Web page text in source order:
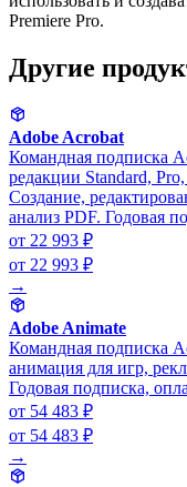
Premiere Pro.
Другие
Adobe Acrobat
Командная подписка
редакции Standard,
Создание,
анализ PDF. Годовая
от 22 993 ₽
от 22 993 ₽
→
Adobe Animate
Командная подписка
анимация для игр,
Годовая подписка,
от 54 483 ₽
от 54 483 ₽
→